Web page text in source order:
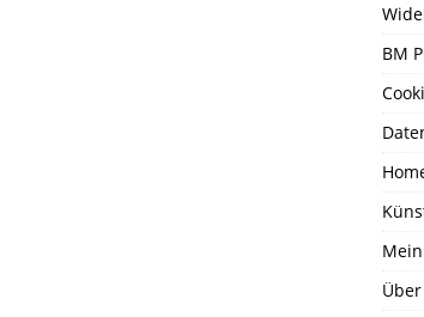
BM